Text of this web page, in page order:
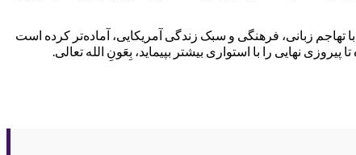
تهاجم زبانی، فرهنگی و سبک زندگی آمریکایی، آماده‌تر کرده است
نهایی را با استواری بیشتر بپیماید، بِعَون‌ِ الله تعالی.